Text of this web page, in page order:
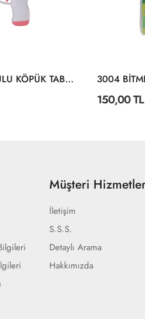
P189 P190 KUTULU KÖPÜK TABANCA
150,00 TL
Müşteri
İletişim
S.S.S.
Detaylı Arama
Hakkımızda